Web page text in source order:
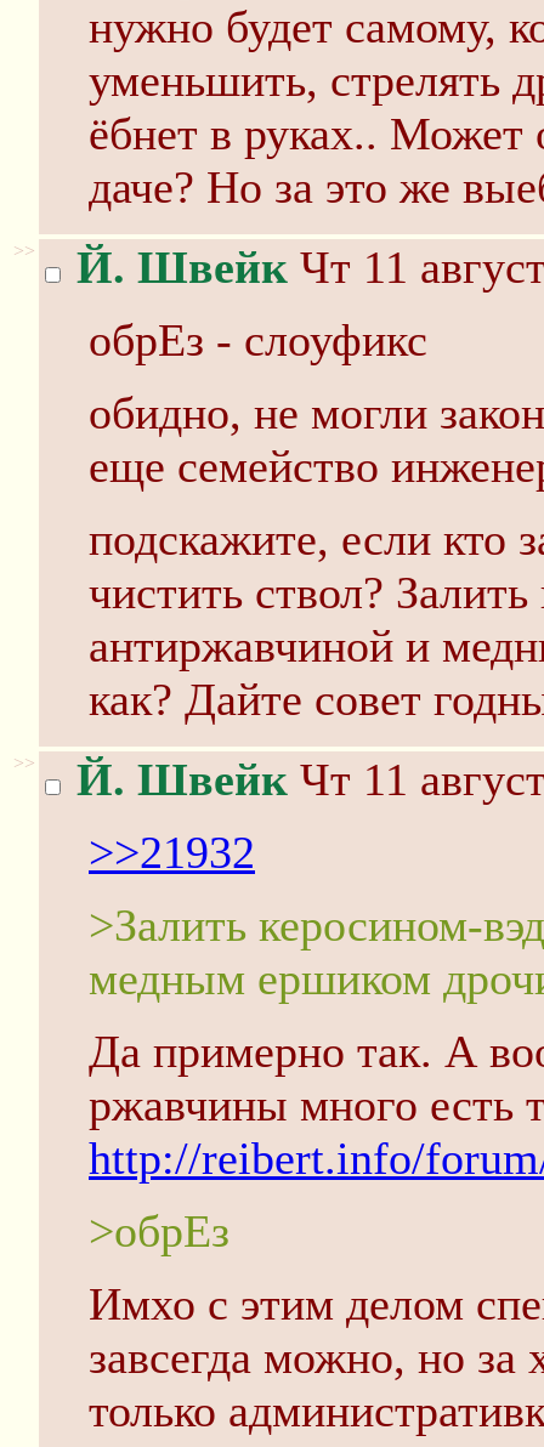
нужно будет самому,
уменьшить, стрелять
ёбнет в руках.. Может
даче? Но за это же
>> Й. Швейк Чт 11
обрЕз - слоуфикс
обидно, не могли
еще семейство
подскажите, если кто
чистить ствол?
антиржавчиной и
как? Дайте совет
>> Й. Швейк Чт 11
>>21932
>Залить керосином-
медным ершиком
Да примерно так. А
ржавчины много есть
http://reibert.info/
>обрЕз
Имхо с этим делом
завсегда можно, но за
только